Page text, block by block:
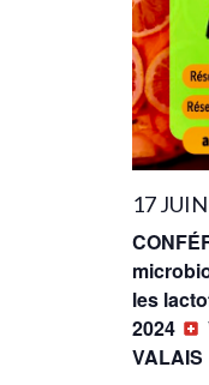
17
les
2024
VALAIS